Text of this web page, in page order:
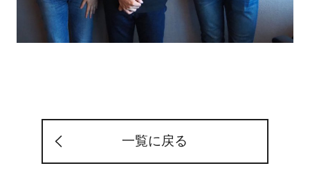
一覧に戻る